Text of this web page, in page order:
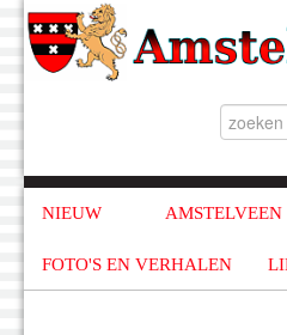
NIEUW AMSTELVEEN
FOTO'S EN VERHALEN